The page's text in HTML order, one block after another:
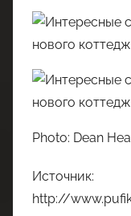
Photo: Dean
Источник:
http://